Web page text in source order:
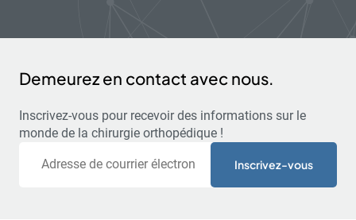
Demeurez en contact avec nous.
Inscrivez-vous pour recevoir des informations sur le
monde de la chirurgie orthopédique !